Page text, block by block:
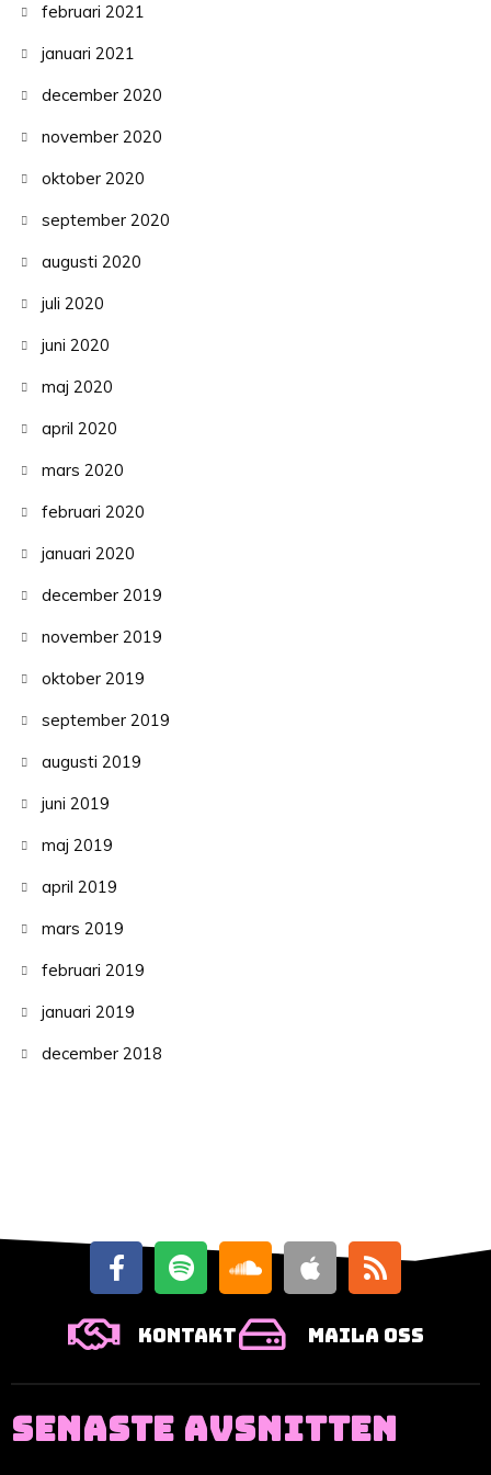
februari 2021
januari 2021
december 2020
november 2020
oktober 2020
september 2020
augusti 2020
juli 2020
juni 2020
maj 2020
april 2020
mars 2020
februari 2020
januari 2020
december 2019
november 2019
oktober 2019
september 2019
augusti 2019
juni 2019
maj 2019
april 2019
mars 2019
februari 2019
januari 2019
december 2018
Kontakt Maila oss
SENASTE AVSNITTEN